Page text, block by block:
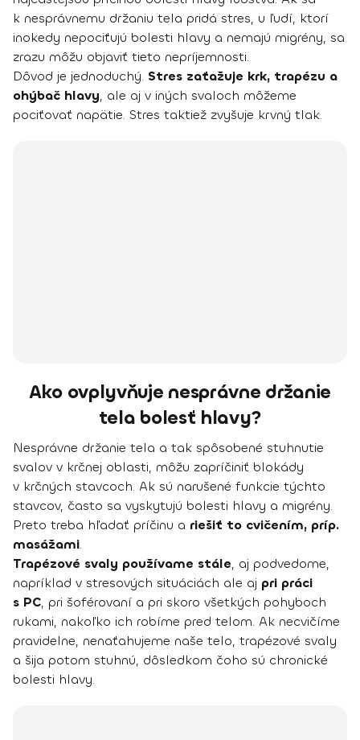
k nesprávnemu držaniu tela pridá stres, u ľudí, ktorí
inokedy nepociťujú bolesti hlavy a nemajú migrény, sa
zrazu môžu objaviť tieto nepríjemnosti.
Dôvod je jednoduchý. Stres zaťažuje krk, trapézu a
ohýbač hlavy, ale aj v iných svaloch môžeme
pociťovať napätie. Stres taktiež zvyšuje krvný tlak.
Ako ovplyvňuje nesprávne držanie
tela bolesť hlavy?
Nesprávne držanie tela a tak spôsobené stuhnutie
svalov v krčnej oblasti, môžu zapríčiniť blokády
v krčných stavcoch. Ak sú narušené funkcie týchto
stavcov, často sa vyskytujú bolesti hlavy a migrény.
Preto treba hľadať príčinu a riešiť to cvičením, príp.
masážami.
Trapézové svaly používame stále, aj podvedome,
napríklad v stresových situáciách ale aj pri práci
s PC, pri šoférovaní a pri skoro všetkých pohyboch
rukami, nakoľko ich robíme pred telom. Ak necvičíme
pravidelne, nenaťahujeme naše telo, trapézové svaly
a šija potom stuhnú, dôsledkom čoho sú chronické
bolesti hlavy.